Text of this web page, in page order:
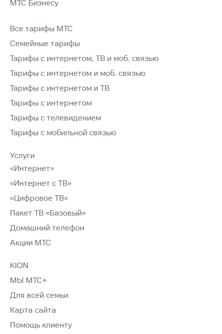
МТС Бизнесу
Все тарифы МТС
Семейные тарифы
Тарифы с интернетом, ТВ и моб. связью
Тарифы с интернетом и моб. связью
Тарифы с интернетом и ТВ
Тарифы с интернетом
Тарифы с телевидением
Тарифы с мобильной связью
Услуги
«Интернет»
«Интернет с ТВ»
«Цифровое ТВ»
Пакет ТВ «Базовый»
Домашний телефон
Акции МТС
KION
МЫ МТС+
Для всей семьи
Карта сайта
Помощь клиенту